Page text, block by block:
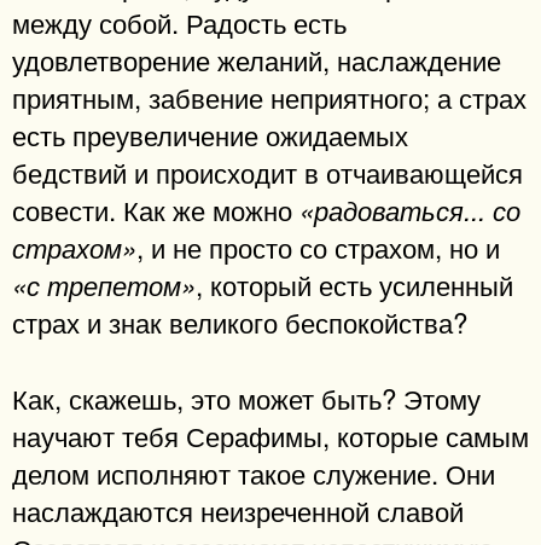
между собой. Радость есть
удовлетворение желаний, наслаждение
приятным, забвение неприятного; а страх
есть преувеличение ожидаемых
бедствий и происходит в отчаивающейся
совести. Как же можно «радоваться... со
страхом», и не просто со страхом, но и
«с трепетом», который есть усиленный
страх и знак великого беспокойства?
Как, скажешь, это может быть? Этому
научают тебя Серафимы, которые самым
делом исполняют такое служение. Они
наслаждаются неизреченной славой